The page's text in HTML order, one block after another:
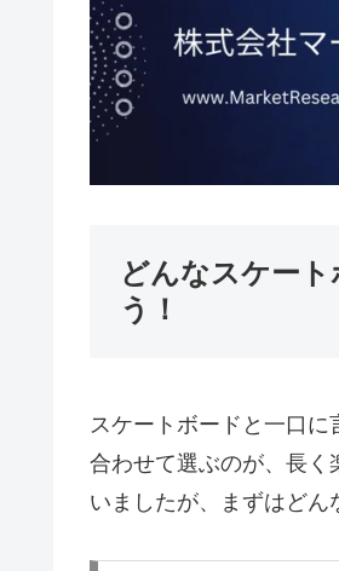
どんなスケー
う！
スケートボードと一口
合わせて選ぶのが、長く
いましたが、まずはど